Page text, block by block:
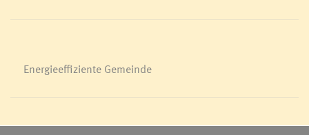
Energieeffiziente Gemeinde